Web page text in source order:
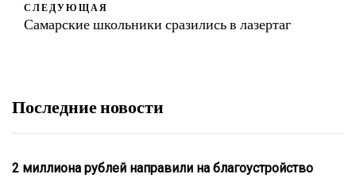
СЛЕДУЮЩАЯ
Самарские школьники сразились в лазертаг
Последние новости
2 миллиона рублей направили на благоустройство